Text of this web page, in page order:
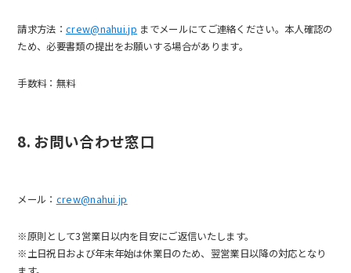
請求方法： crew@nahui.jp までメールにてご連絡ください。本人確認の
ため、必要書類の提出をお願いする場合があります。
手数料：無料
8. お問い合わせ窓口
メール： crew@nahui.jp
※原則として3営業日以内を目安にご返信いたします。
※土日祝日および年末年始は休業日のため、翌営業日以降の対応となり